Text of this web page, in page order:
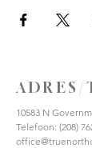
ADRES/
10583 N
Telefoon: (208)